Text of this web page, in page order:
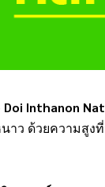
Inthanon
นาว ด้วยความสู